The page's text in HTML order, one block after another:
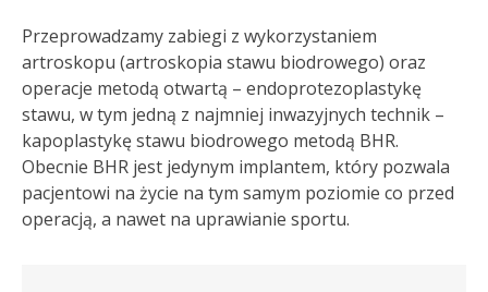
Przeprowadzamy zabiegi z wykorzystaniem
artroskopu (artroskopia stawu biodrowego) oraz
operacje metodą otwartą – endoprotezoplastykę
stawu, w tym jedną z najmniej inwazyjnych technik –
kapoplastykę stawu biodrowego metodą BHR.
Obecnie BHR jest jedynym implantem, który pozwala
pacjentowi na życie na tym samym poziomie co przed
operacją, a nawet na uprawianie sportu.